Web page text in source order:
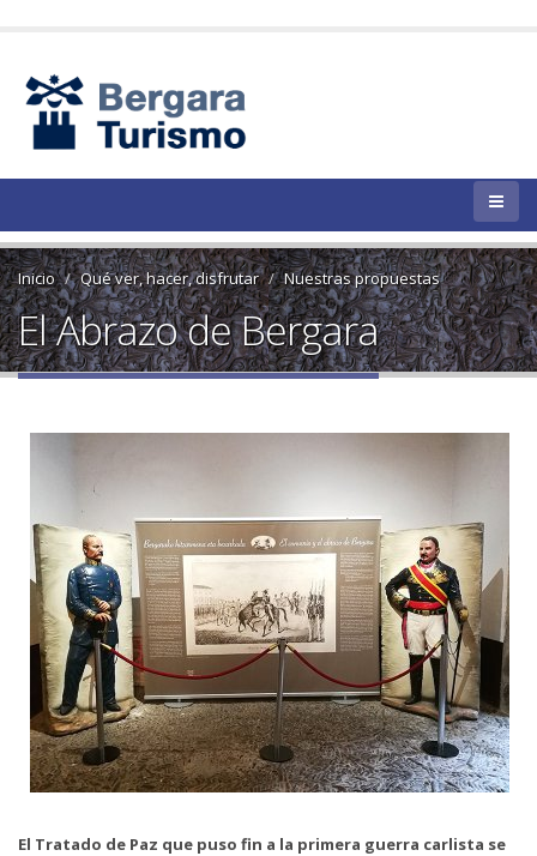
Inicio Qué ver, hacer, disfrutar Nuestras propuestas
El Abrazo de Bergara
El Tratado de Paz que puso fin a la primera guerra carlista se